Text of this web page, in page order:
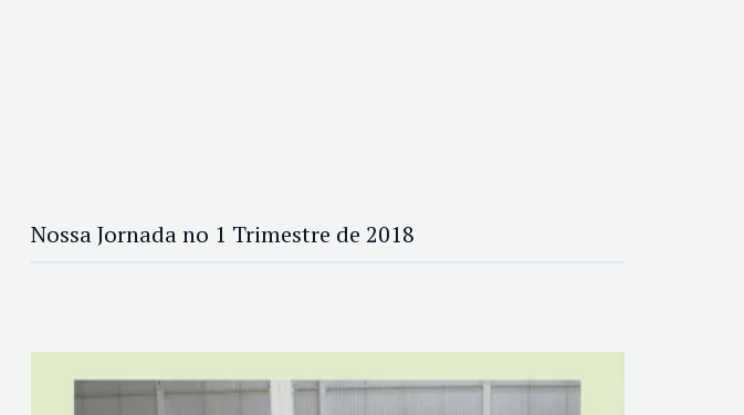
Nossa Jornada no 1 Trimestre de 2018